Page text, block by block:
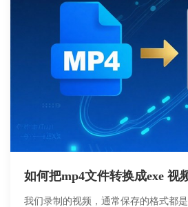
如何把mp4文件转换成exe 视
我们录制的视频，通常保存的格式都是